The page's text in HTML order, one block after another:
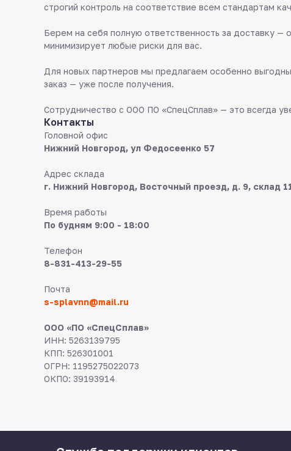
строгий контроль на соответствие всем стандартам
Берем на себя полную ответственность за доставку —
минимизирует любые риски для вас.
Для новых партнеров мы предлагаем особенно
заказ — уже после получения.
Сотрудничество с ООО ПО «СпецСплав» — это всегда
Контакты
Головной офис
Нижний Новгород, ул Федосеенко 57
Адрес склада
г. Нижний Новгород, Восточный проезд, д. 9, склад
Время работы
По будням 9:00 - 18:00
Телефон
8-831-413-29-55
Почта
s-splavnn@mail.ru
ООО «ПО «СпецСплав»
ИНН: 5263139795
КПП: 526301001
ОГРН: 1195275022073
ОКПО: 39193914